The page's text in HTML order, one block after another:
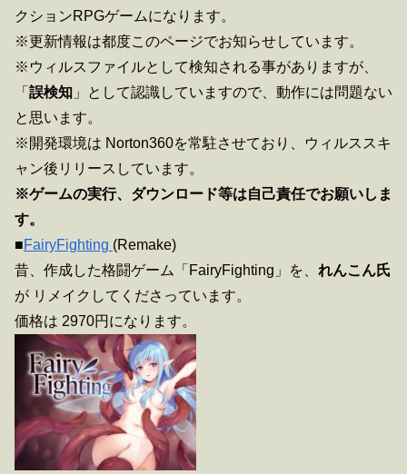
クションRPGゲームになります。
※更新情報は都度このページでお知らせしています。
※ウィルスファイルとして検知される事がありますが、
「 誤検知 」として認識していますので、動作には問題ない
と思います。
※開発環境は Norton360を常駐させており、ウィルススキ
ャン後リリースしています。
※ゲームの実行、ダウンロード等は自己責任でお願いしま
す。
■FairyFighting (Remake)
昔、作成した格闘ゲーム「FairyFighting」を、 れんこん氏
が リメイクしてくださっています。
価格は 2970円になります。